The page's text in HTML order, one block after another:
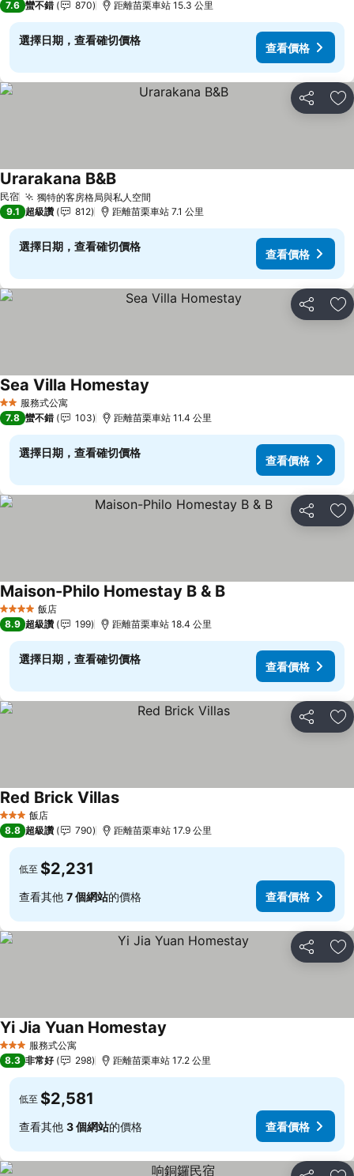
7.6 蠻不錯 870 距離苗栗車站 15.3 公里
選擇日期，查看確切價格
查看價格
分享 加
民宿 獨特的客房格局與私人空間
Urarakana B&B查看價格
9.1 超級讚 812 距離苗栗車站 7.1 公里
選擇日期，查看確切價格
查看價格
分享 加
2 星級服務式公寓
Sea Villa Homestay
7.8 蠻不錯 103 距離苗栗車站 11.4 公里
選擇日期，查看確切價格
查看價格
分享 加
4 星級 飯店
Maison-Philo Homestay B & B查看價格
8.9 超級讚 199 距離苗栗車站 18.4 公里
選擇日期，查看確切價格
查看價格
分享 加
3 星級 飯店
Red Brick Villas查看價格
8.8 超級讚 790 距離苗栗車站 17.9 公里
低至 $2,231
查看其他 7 個網站的價格 查看價格
分享 加
3 星級 服務式公寓
Yi Jia Yuan Homestay
8.3 非常好 298 距離苗栗車站 17.2 公里
低至 $2,581
查看其他 3 個網站的價格 查看價格